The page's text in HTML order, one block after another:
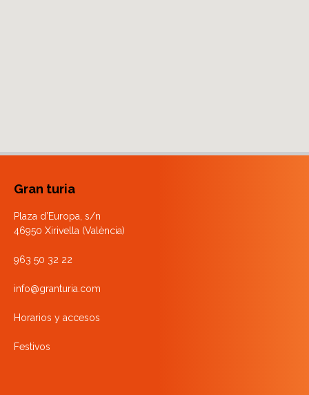
Gran turia
Plaza d’Europa, s/n
46950 Xirivella (València)
963 50 32 22
info@granturia.com
Horarios y accesos
Festivos